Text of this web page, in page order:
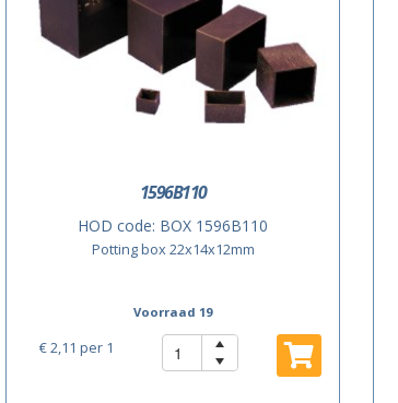
1596B110
HOD code: BOX 1596B110
Potting box 22x14x12mm
Voorraad 19
€ 2,11 per 1